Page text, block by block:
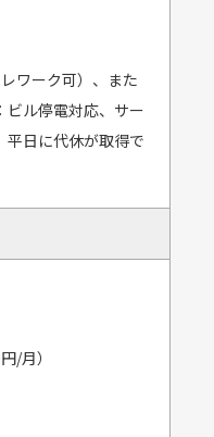
ワーク可）、また
ビル停電対応、サー
平日に代休が取得で
/月）